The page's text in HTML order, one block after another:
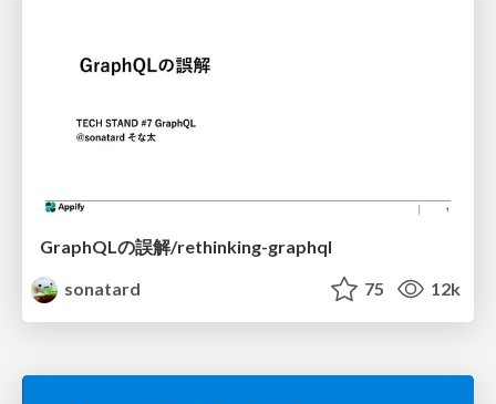
GraphQLの誤解/rethinking-graphql
sonatard
75 12k